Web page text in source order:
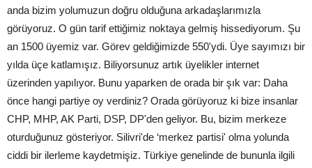
anda bizim yolumuzun doğru olduğuna arkadaşlarımızla
görüyoruz. O gün tarif ettiğimiz noktaya gelmiş hissediyorum. Şu
an 1500 üyemiz var. Görev geldiğimizde 550'ydi. Üye sayımızı bir
yılda üçe katlamışız. Biliyorsunuz artık üyelikler internet
üzerinden yapılıyor. Bunu yaparken de orada bir şık var: Daha
önce hangi partiye oy verdiniz? Orada görüyoruz ki bize insanlar
CHP, MHP, AK Parti, DSP, DP'den geliyor. Bu, bizim merkeze
oturduğunuz gösteriyor. Silivri'de ‘merkez partisi' olma yolunda
ciddi bir ilerleme kaydetmişiz. Türkiye genelinde de bununla ilgili